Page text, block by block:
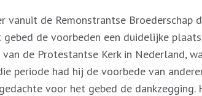
vanuit de Remonstrantse Broederschap
de voorbeden een duidelijke
de Protestantse Kerk in Nederland,
periode had hij de voorbede van
voor het gebed de